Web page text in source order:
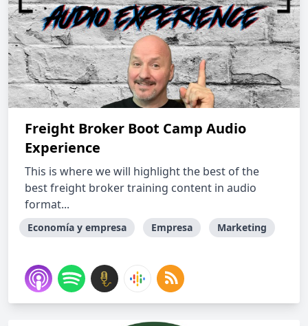
Freight Broker Boot Camp Audio
Experience
This is where we will highlight the best of the
best freight broker training content in audio
format...
Economía y empresa Empresa Marketing